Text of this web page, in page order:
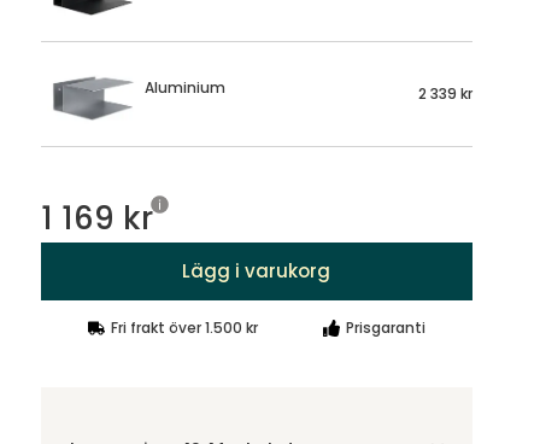
Aluminium 2 339 kr
1 169 kr
Lägg i varukorg
Fri frakt över 1.500 kr Prisgaranti